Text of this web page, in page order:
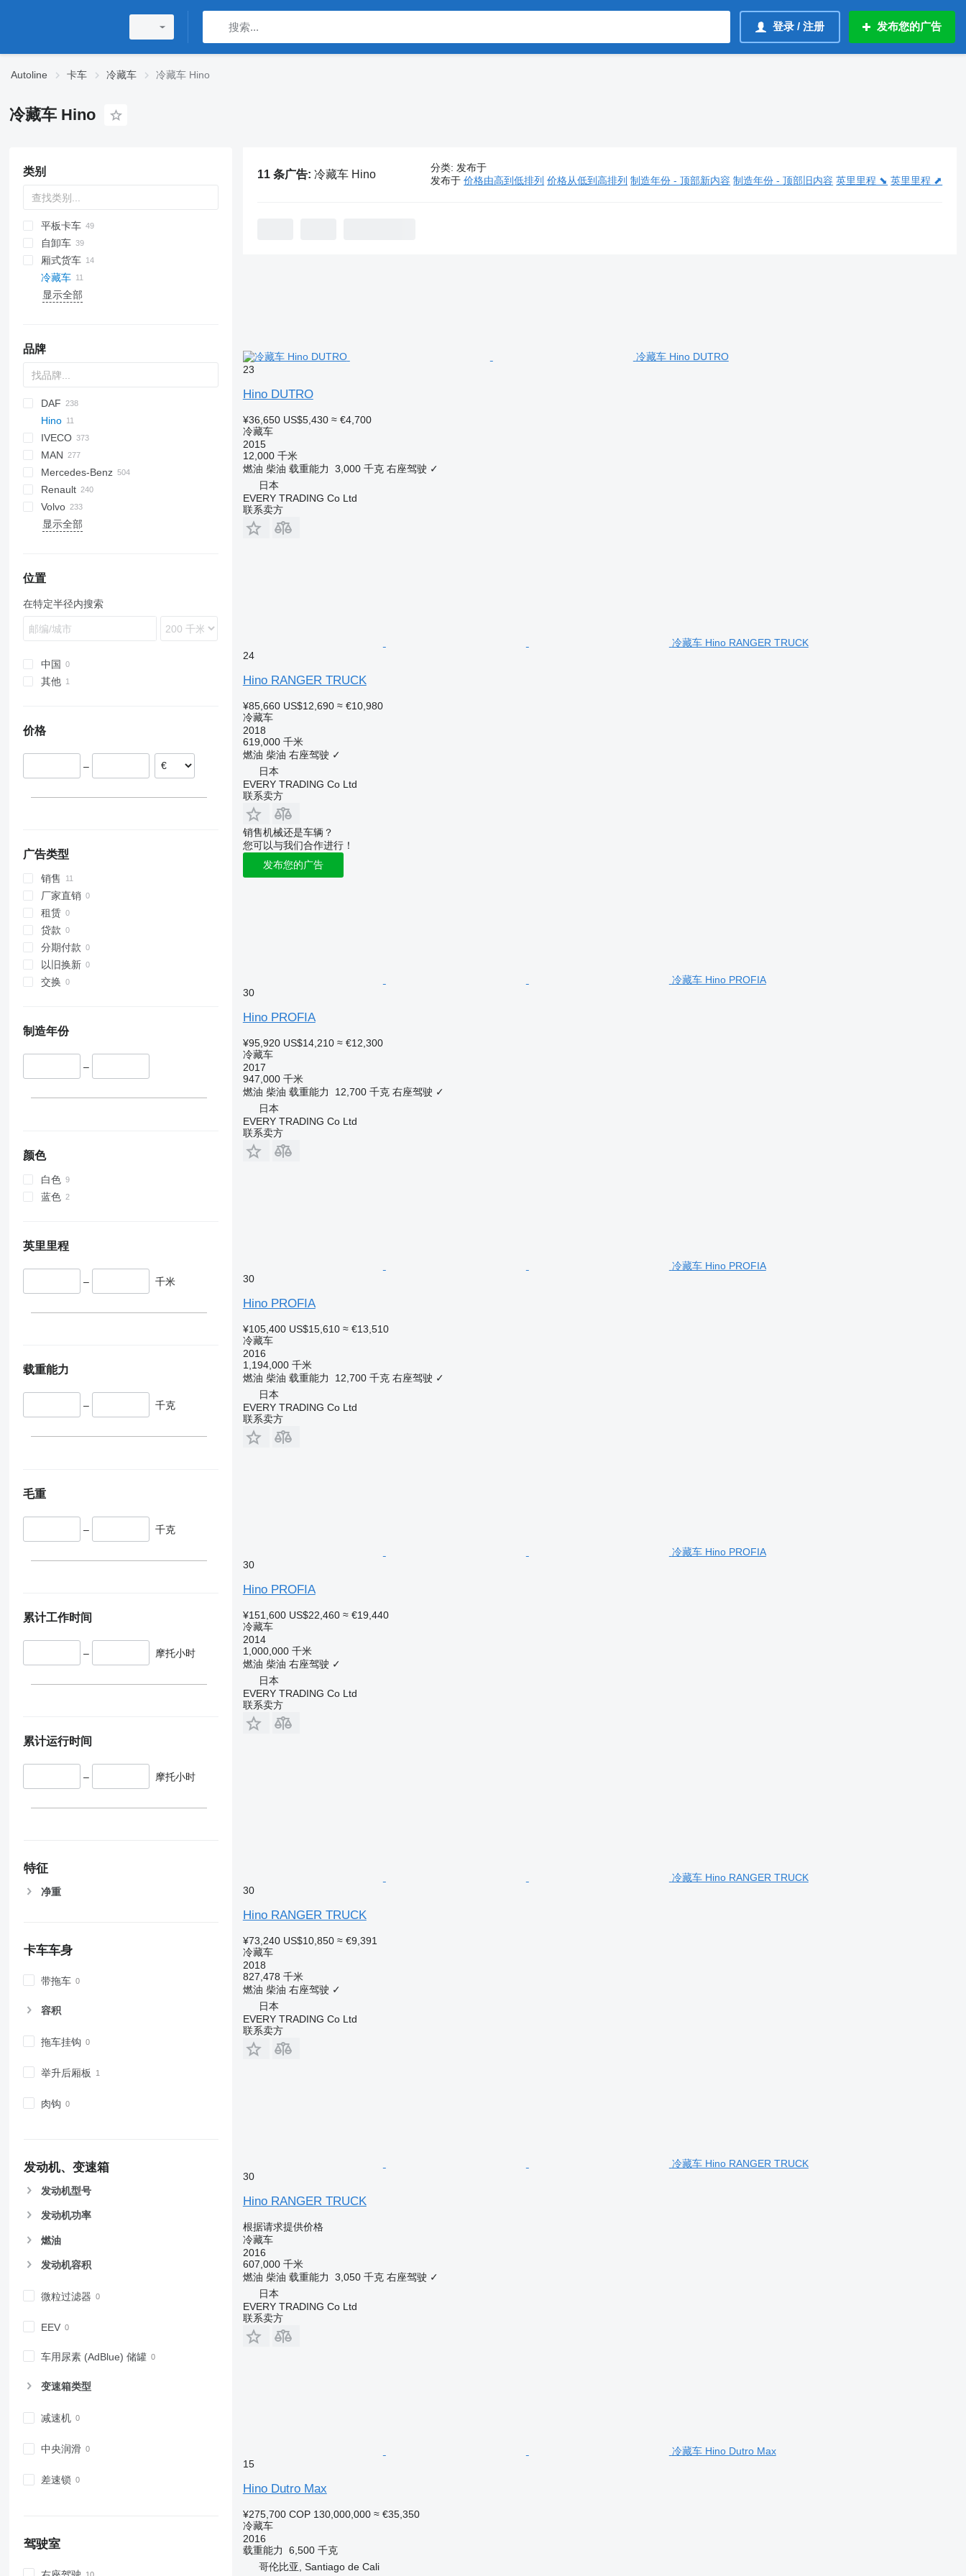
登录 / 注册 发布您的广告
Autoline 卡车 冷藏车 冷藏车 Hino
冷藏车 Hino
类别
平板卡车
自卸车
厢式货车
冷藏车
显示全部
品牌
D series
Jumpy
DAF
AS
CF
LF
XD
XF
XG
Ducato
Cargo
Auman
BJ
Hino
Ranger
HD-series
IVECO
Daily
EuroCargo
Eurotech
S-Way
Stralis
ELF
Forward
SD
18 series
29 series
MAN
LE
NL series
TGA
TGE
Mercedes-Benz
Actros
Antos
Arocs
V-Class
Vario
eActros
Canter
Canter
Atleon
Cabstar
NT
Boxer
Renault
D-series
D Wide
Premium
T-series
G-series
L-series
T-series
X5000
X6000
Dyna
Land Cruiser
Volvo
FE
L-series
显示全部
位置
在特定半径内搜索
中国
其他
价格
–
广告类型
销售
厂家直销
租赁
贷款
分期付款
以旧换新
交换
制造年份
–
颜色
白色
蓝色
英里里程
– 千米
载重能力
– 千克
毛重
– 千克
累计工作时间
– 摩托小时
累计运行时间
– 摩托小时
特征
净重
卡车车身
带拖车
容积
拖车挂钩
举升后厢板
肉钩
发动机、变速箱
发动机型号
发动机功率
燃油
发动机容积
微粒过滤器
EEV
车用尿素 (AdBlue) 储罐
变速箱类型
减速机
中央润滑
差速锁
驾驶室
11 条广告: 冷藏车 Hino
分类: 发布于
发布于 价格由高到低排列 价格从低到高排列 制造年份 - 顶部新内容 制造年份 - 顶部旧内容 英里里程 ⬊ 英里里程 ⬈
冷藏车 Hino DUTRO
23
Hino DUTRO
¥36,650 US$5,430 ≈ €4,700
冷藏车
2015
12,000 千米
燃油 柴油 载重能力 3,000 千克 右座驾驶 ✓
日本
EVERY TRADING Co Ltd
联系卖方
冷藏车 Hino RANGER TRUCK
24
Hino RANGER TRUCK
¥85,660 US$12,690 ≈ €10,980
冷藏车
2018
619,000 千米
燃油 柴油 右座驾驶 ✓
日本
EVERY TRADING Co Ltd
联系卖方
销售机械还是车辆？
您可以与我们合作进行！
发布您的广告
冷藏车 Hino PROFIA
30
Hino PROFIA
¥95,920 US$14,210 ≈ €12,300
冷藏车
2017
947,000 千米
燃油 柴油 载重能力 12,700 千克 右座驾驶 ✓
日本
EVERY TRADING Co Ltd
联系卖方
冷藏车 Hino PROFIA
30
Hino PROFIA
¥105,400 US$15,610 ≈ €13,510
冷藏车
2016
1,194,000 千米
燃油 柴油 载重能力 12,700 千克 右座驾驶 ✓
日本
EVERY TRADING Co Ltd
联系卖方
冷藏车 Hino PROFIA
30
Hino PROFIA
¥151,600 US$22,460 ≈ €19,440
冷藏车
2014
1,000,000 千米
燃油 柴油 右座驾驶 ✓
日本
EVERY TRADING Co Ltd
联系卖方
冷藏车 Hino RANGER TRUCK
30
Hino RANGER TRUCK
¥73,240 US$10,850 ≈ €9,391
冷藏车
2018
827,478 千米
燃油 柴油 右座驾驶 ✓
日本
EVERY TRADING Co Ltd
联系卖方
冷藏车 Hino RANGER TRUCK
30
Hino RANGER TRUCK
根据请求提供价格
冷藏车
2016
607,000 千米
燃油 柴油 载重能力 3,050 千克 右座驾驶 ✓
日本
EVERY TRADING Co Ltd
联系卖方
冷藏车 Hino Dutro Max
15
Hino Dutro Max
¥275,700 COP 130,000,000 ≈ €35,350
冷藏车
2016
载重能力
6,500 千克
哥伦比亚, Santiago de Cali